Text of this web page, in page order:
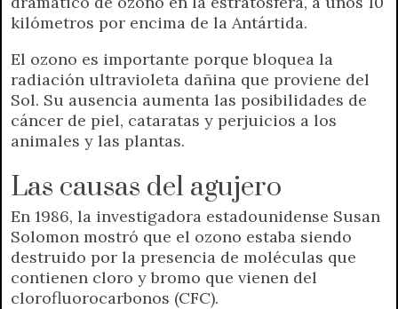
kilómetros por encima de la Antártida.
El ozono es importante porque bloquea la
radiación ultravioleta dañina que proviene del
Sol. Su ausencia aumenta las posibilidades de
cáncer de piel, cataratas y perjuicios a los
animales y las plantas.
Las causas del agujero
En 1986, la investigadora estadounidense Susan
Solomon mostró que el ozono estaba siendo
destruido por la presencia de moléculas que
contienen cloro y bromo que vienen del
clorofluorocarbonos (CFC).